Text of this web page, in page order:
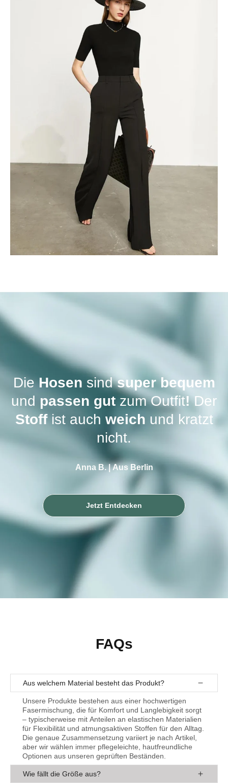
DieHosen sindsuper bequem
und passen gut zum Outfit!Der
Stoffist auch weich und kratzt
nicht.
Anna B. | Aus Berlin
Jetzt Entdecken
FAQs
Aus welchem Material besteht das Produkt?
Unsere Produkte bestehen aus einer hochwertigen
Fasermischung, die für Komfort und Langlebigkeit sorgt
– typischerweise mit Anteilen an elastischen Materialien
für Flexibilität und atmungsaktiven Stoffen für den Alltag.
Die genaue Zusammensetzung variiert je nach Artikel,
aber wir wählen immer pflegeleichte, hautfreundliche
Optionen aus unseren geprüften Beständen.
Wie fällt die Größe aus?